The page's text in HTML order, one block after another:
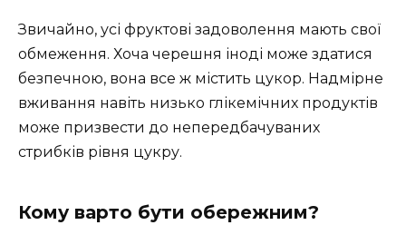
Звичайно, усі фруктові задоволення мають свої
обмеження. Хоча черешня іноді може здатися
безпечною, вона все ж містить цукор. Надмірне
вживання навіть низько глікемічних продуктів
може призвести до непередбачуваних
стрибків рівня цукру.
Кому варто бути обережним?